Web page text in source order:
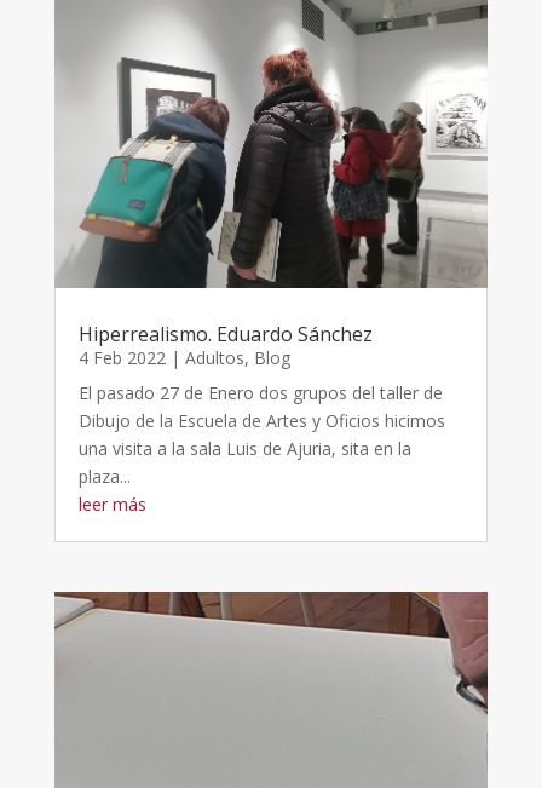
Hiperrealismo. Eduardo Sánchez
4 Feb 2022| Adultos, Blog
El pasado 27 de Enero dos grupos del taller de
Dibujo de la Escuela de Artes y Oficios hicimos
una visita a la sala Luis de Ajuria, sita en la
plaza...
leer más